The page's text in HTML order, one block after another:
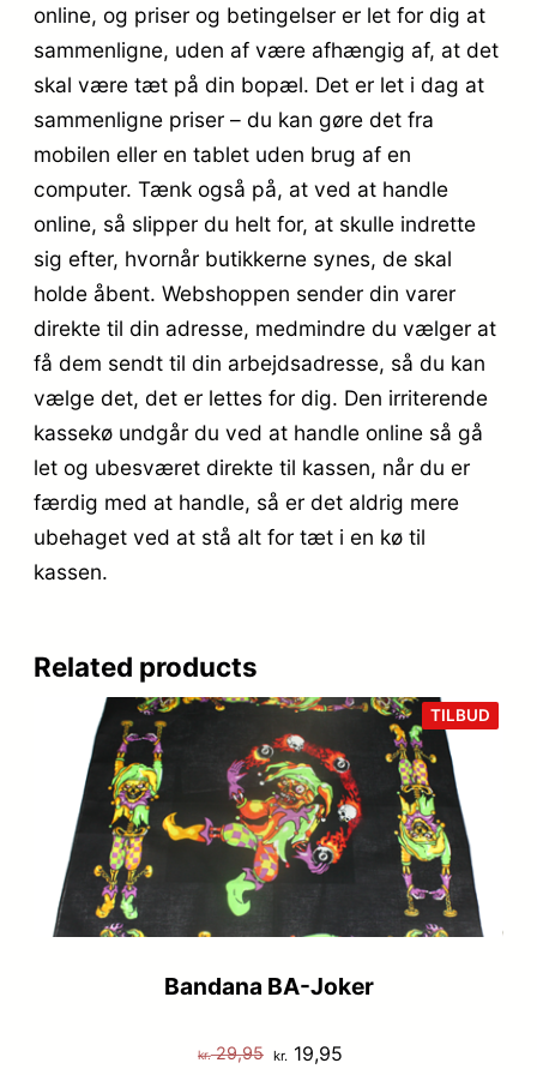
online, og priser og betingelser er let for dig at
sammenligne, uden af være afhængig af, at det
skal være tæt på din bopæl. Det er let i dag at
sammenligne priser – du kan gøre det fra
mobilen eller en tablet uden brug af en
computer. Tænk også på, at ved at handle
online, så slipper du helt for, at skulle indrette
sig efter, hvornår butikkerne synes, de skal
holde åbent. Webshoppen sender din varer
direkte til din adresse, medmindre du vælger at
få dem sendt til din arbejdsadresse, så du kan
vælge det, det er lettes for dig. Den irriterende
kassekø undgår du ved at handle online så gå
let og ubesværet direkte til kassen, når du er
færdig med at handle, så er det aldrig mere
ubehaget ved at stå alt for tæt i en kø til
kassen.
Related products
TILBUD
PÅ
Bandana BA-Joker
kr.29,95 Den
kr. 19,95